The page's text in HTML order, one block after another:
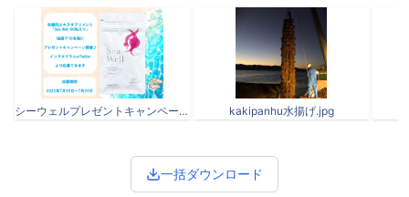
シーウェルプレゼントキャンペーントップ.jpg kakipanhu水揚げ.jpg
一括ダウンロード